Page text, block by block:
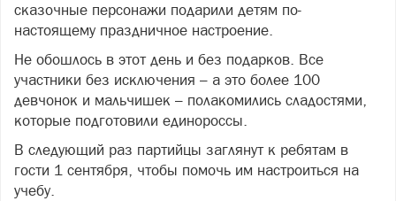
сказочные персонажи подарили детям по-
настоящему праздничное настроение.
Не обошлось в этот день и без подарков. Все
участники без исключения – а это более 100
девчонок и мальчишек – полакомились сладостями,
которые подготовили единороссы.
В следующий раз партийцы заглянут к ребятам в
гости 1 сентября, чтобы помочь им настроиться на
учебу.